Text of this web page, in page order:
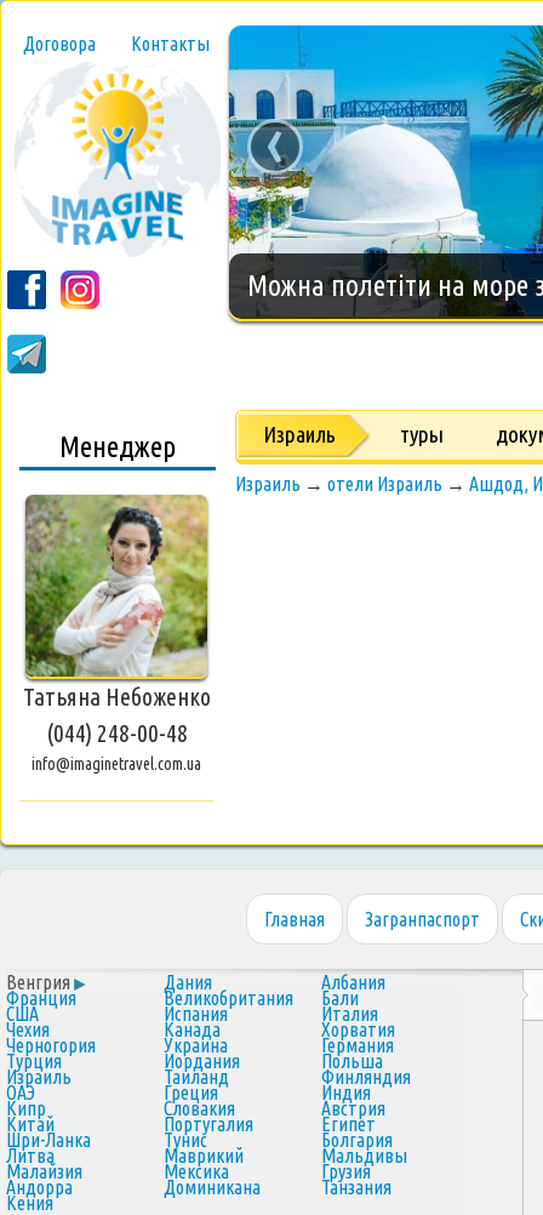
Договора Контакты
Новогодний тур на
‹
Менеджер
Татьяна Небоженко
(044) 248-00-48
info@imaginetravel.com.ua
Израиль туры
Израиль → отели Израиль → Ашдод,
Главная Загранпаспорт
Венгрия Дания Албания
Франция Великобритания Бали
США Испания Италия
Чехия Канада Хорватия
Черногория Украина Германия
Турция Иордания Польша
Израиль Таиланд Финляндия
ОАЭ Греция Индия
Кипр Словакия Австрия
Китай Португалия Египет
Шри-Ланка Тунис Болгария
Литва Маврикий Мальдивы
Малайзия Мексика Грузия
Андорра Доминикана Танзания
Кения